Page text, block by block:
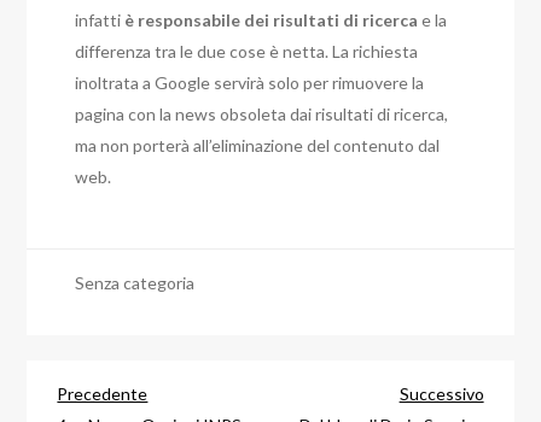
infatti è responsabile dei risultati di ricerca e la
differenza tra le due cose è netta. La richiesta
inoltrata a Google servirà solo per rimuovere la
pagina con la news obsoleta dai risultati di ricerca,
ma non porterà all’eliminazione del contenuto dal
web.
Senza categoria
Navigazione
Articolo
Precedente
Successivo